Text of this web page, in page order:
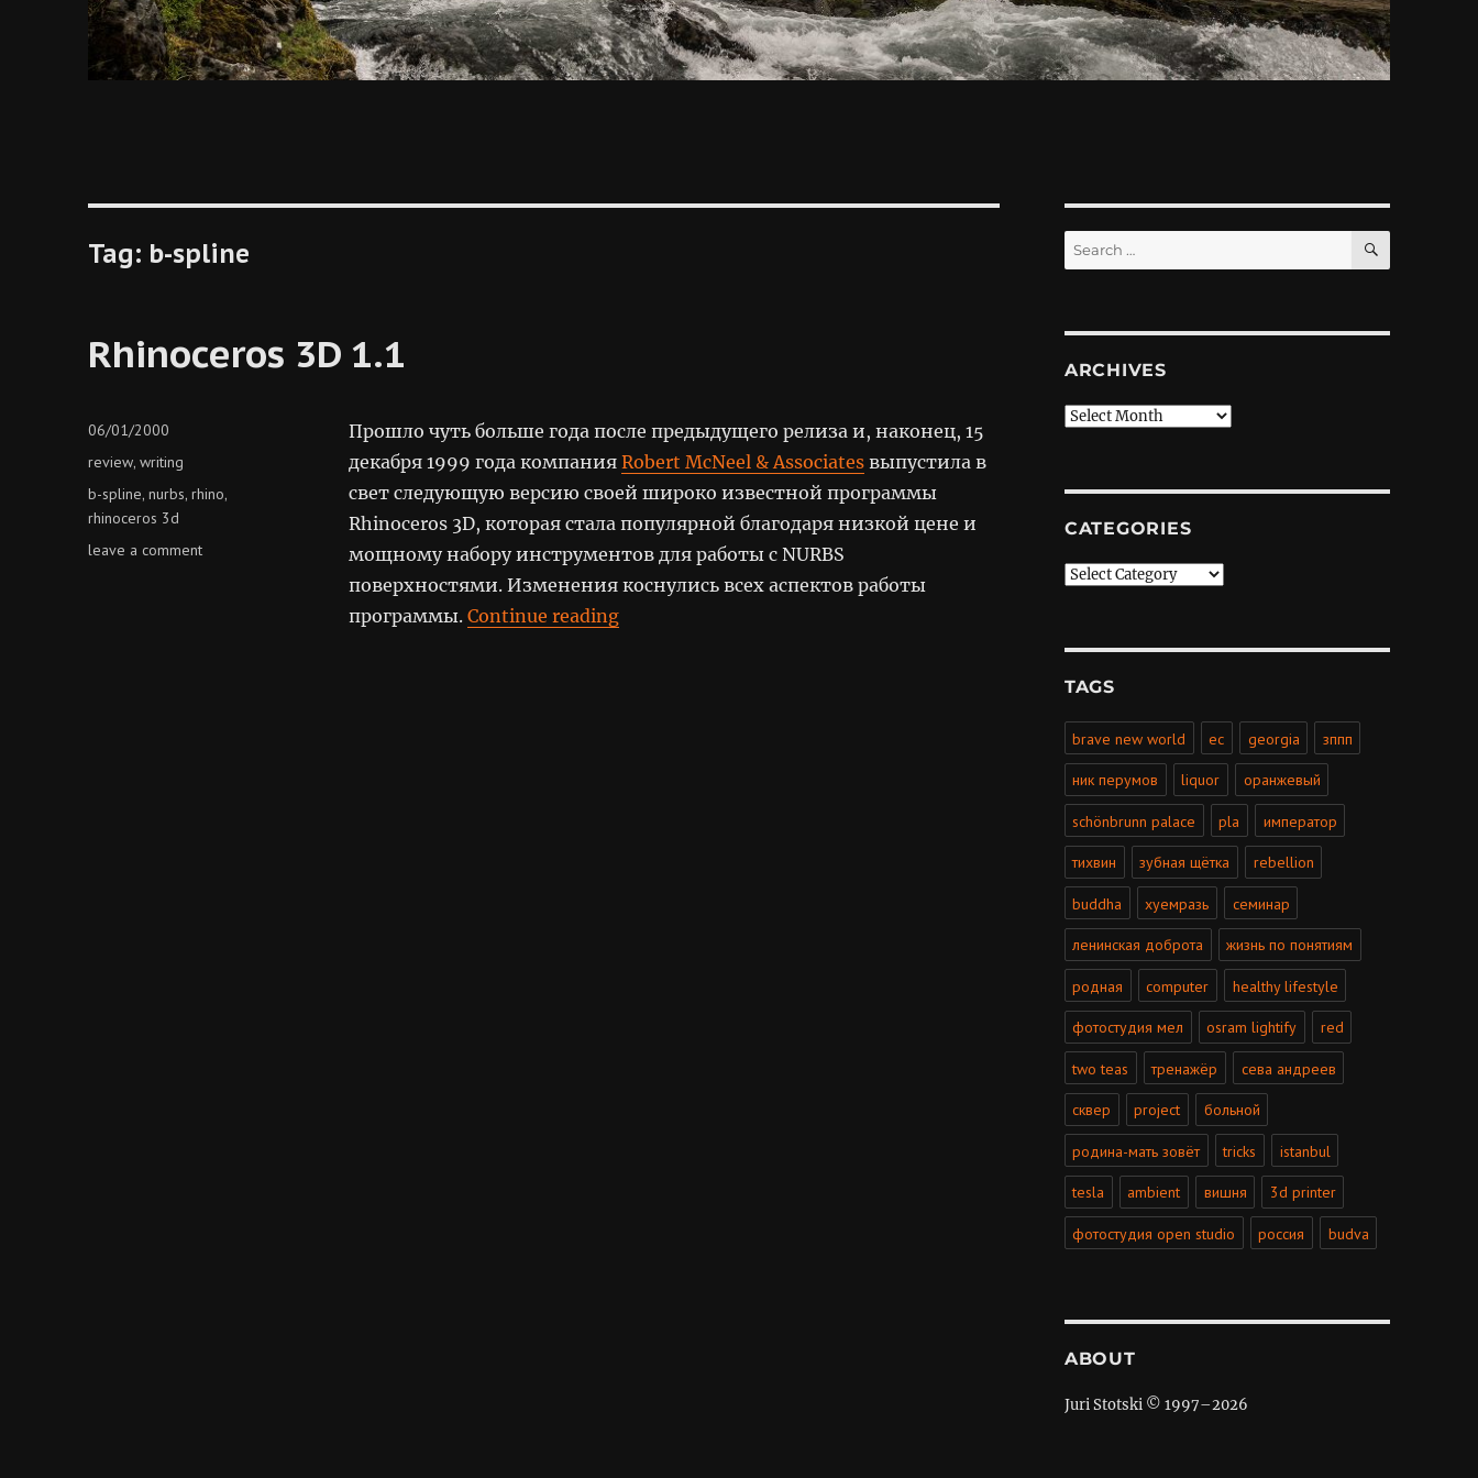
Tag: b-spline
Rhinoceros 3D 1.1
Прошло чуть больше года после предыдущего релиза и, наконец, 15
декабря 1999 года компания Robert McNeel & Associatesвыпустила в
свет следующую версию своей широко известной программы
Rhinoceros 3D, которая стала популярной благодаря низкой цене и
мощному набору инструментов для работы с NURBS
поверхностями. Изменения коснулись всех аспектов работы
программы. Continue reading“Rhinoceros 3D 1.1”
Posted
06/01/2000
Categories
review,writing
Tags
b-spline,nurbs,rhino,
rhinoceros 3d
leave a commenton
Search
for:
SEARCH
ARCHIVES
Archives
CATEGORIES
Categories
TAGS
brave new world ес georgia зппп
ник перумов liquor оранжевый
schönbrunn palace pla император
тихвин зубная щётка rebellion
buddha хуемразь семинар
ленинская доброта жизнь по понятиям
родная computer healthy lifestyle
фотостудия мел osram lightify red
two teas тренажёр сева андреев
сквер project больной
родина-мать зовёт tricks istanbul
tesla ambient вишня 3d printer
фотостудия open studio россия budva
ABOUT
Juri Stotski © 1997–2026